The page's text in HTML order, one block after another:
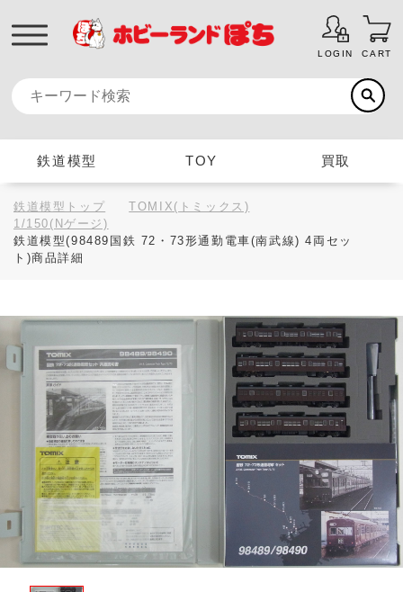
LOGIN CART
鉄道模型 TOY 買取
鉄道模型トップ
TOMIX(トミックス)
1/150(Nゲージ)
鉄道模型(98489国鉄 72・73形通勤電車(南武線) 4両セッ
ト)商品詳細